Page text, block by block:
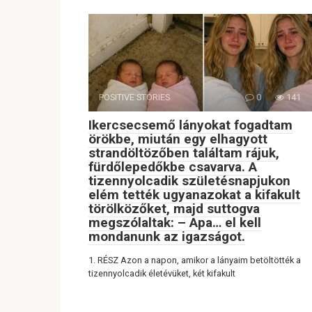
POSITIVE STORIES 0 141
Ikercsecsemő lányokat fogadtam
örökbe, miután egy elhagyott
strandöltözőben találtam rájuk,
fürdőlepedőkbe csavarva. A
tizennyolcadik születésnapjukon
elém tették ugyanazokat a kifakult
törölközőket, majd suttogva
megszólaltak: – Apa… el kell
mondanunk az igazságot.
1. RÉSZ Azon a napon, amikor a lányaim betöltötték a
tizennyolcadik életévüket, két kifakult